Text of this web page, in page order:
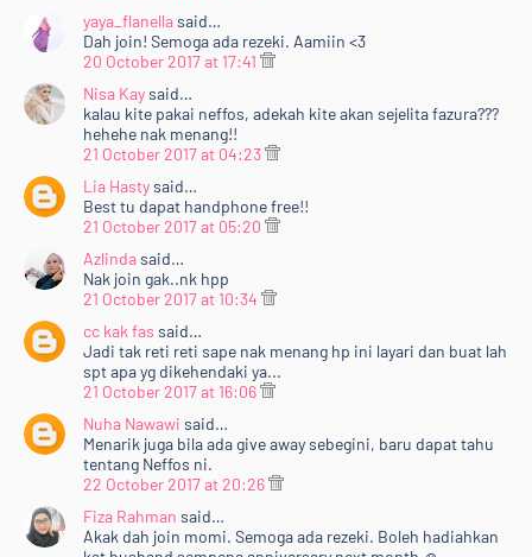
yaya_flanellasaid…
Dah join! Semoga ada rezeki. Aamiin <3
20 October 2017 at 17:41
Nisa Kaysaid…
kalau kite pakai neffos, adekah kite akan sejelita fazura???
hehehe nak menang!!
21 October 2017 at 04:23
Lia Hastysaid…
Best tu dapat handphone free!!
21 October 2017 at 05:20
Azlindasaid…
Nak join gak..nk hpp
21 October 2017 at 10:34
cc kak fas said…
Jadi tak reti reti sape nak menang hp ini layari dan buat lah
spt apa yg dikehendaki ya...
21 October 2017 at 16:06
Nuha Nawawi said…
Menarik juga bila ada give away sebegini, baru dapat tahu
tentang Neffos ni.
22 October 2017 at 20:26
Fiza Rahman said…
Akak dah join momi. Semoga ada rezeki. Boleh hadiahkan